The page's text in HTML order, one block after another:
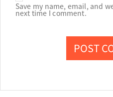
Save my name, email, and
next time I comment.